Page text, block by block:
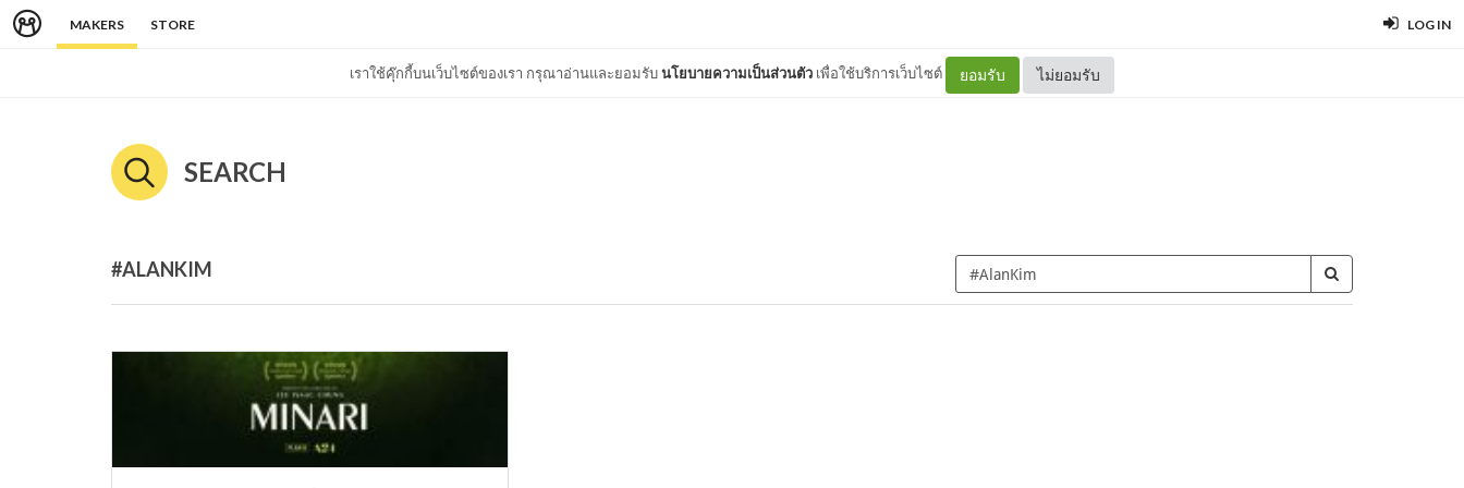
MAKERS STORE LOG IN
เราใช้คุ๊กกี้บนเว็บไซต์ของเรา กรุณาอ่านและยอมรับนโยบายความเป็นส่วนตัว เพื่อใช้บริการเว็บไซต์ ยอมรับ ไม่ยอมรับ
SEARCH
#ALANKIM